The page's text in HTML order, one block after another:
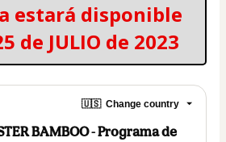
estará disponible
de JULIO de 2023
🇺🇸 Change country
BAMBOO - Programa de